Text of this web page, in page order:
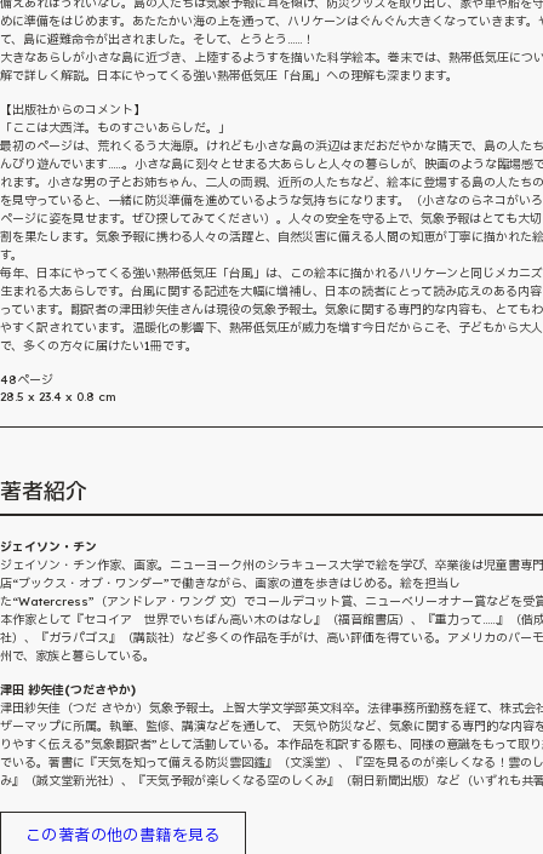
備えあればうれいなし。島の人たちは気象予報に耳を傾け、防災グッズを取り出し、家や車や船を
めに準備をはじめます。あたたかい海の上を通って、ハリケーンはぐんぐん大きくなっていきます。
て、島に避難命令が出されました。そして、とうとう……！
大きなあらしが小さな島に近づき、上陸するようすを描いた科学絵本。巻末では、熱帯低気圧につ
解で詳しく解説。日本にやってくる強い熱帯低気圧「台風」への理解も深まります。
【出版社からのコメント】
「ここは大西洋。ものすごいあらしだ。」
最初のページは、荒れくるう大海原。けれども小さな島の浜辺はまだおだやかな晴天で、島の人た
んびり遊んでいます……。小さな島に刻々とせまる大あらしと人々の暮らしが、映画のような臨場感
れます。小さな男の子とお姉ちゃん、二人の両親、近所の人たちなど、絵本に登場する島の人たち
を見守っていると、一緒に防災準備を進めているような気持ちになります。（小さなのらネコがい
ページに姿を見せます。ぜひ探してみてください）。人々の安全を守る上で、気象予報はとても大
割を果たします。気象予報に携わる人々の活躍と、自然災害に備える人間の知恵が丁寧に描かれた
す。
毎年、日本にやってくる強い熱帯低気圧「台風」は、この絵本に描かれるハリケーンと同じメカニ
生まれる大あらしです。台風に関する記述を大幅に増補し、日本の読者にとって読み応えのある内
っています。翻訳者の津田紗矢佳さんは現役の気象予報士。気象に関する専門的な内容も、とても
やすく訳されています。温暖化の影響下、熱帯低気圧が威力を増す今日だからこそ、子どもから大
で、多くの方々に届けたい1冊です。
48ページ
28.5 x 23.4 x 0.8 cm
著者紹介
ジェイソン・チン
ジェイソン・チン作家、画家。ニューヨーク州のシラキュース大学で絵を学び、卒業後は児童書専門
店“ブックス・オブ・ワンダー”で働きながら、画家の道を歩きはじめる。絵を担当し
た“Watercress”（アンドレア・ワング 文）でコールデコット賞、ニューベリーオナー賞などを受
本作家として『セコイア 世界でいちばん高い木のはなし』（福音館書店）、『重力って……』（偕
社）、『ガラパゴス』（講談社）など多くの作品を手がけ、高い評価を得ている。アメリカのバー
州で、家族と暮らしている。
津田 紗矢佳(つださやか)
津田紗矢佳（つだ さやか）気象予報士。上智大学文学部英文科卒。法律事務所勤務を経て、株式会
ザーマップに所属。執筆、監修、講演などを通して、 天気や防災など、気象に関する専門的な内容
りやすく伝える”気象翻訳者”として活動している。本作品を和訳する際も、同様の意識をもって取
でいる。著書に『天気を知って備える防災雲図鑑』（文溪堂）、『空を見るのが楽しくなる！雲の
み』（誠文堂新光社）、『天気予報が楽しくなる空のしくみ』（朝日新聞出版）など（いずれも共
この著者の他の書籍を見る